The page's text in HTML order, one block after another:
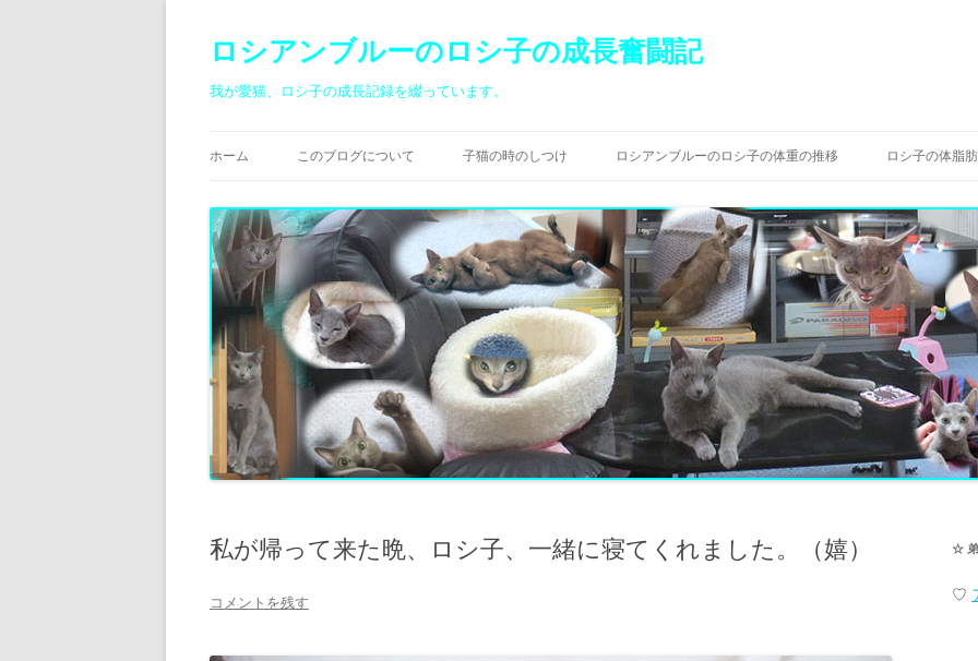
ロシアンブルーのロシ子の成長奮闘記
我が愛猫、ロシ子の成長記録を綴っています。
ン
へ
ス
キ
ッ
プ
ホーム このブログについて 子猫の時のしつけ ロシアンブルーのロシ子の体重の推移 ロシ子の体脂
私が帰って来た晩、ロシ子、一緒に寝てくれました。（嬉）
コメントを残す
☆ 弟
♡